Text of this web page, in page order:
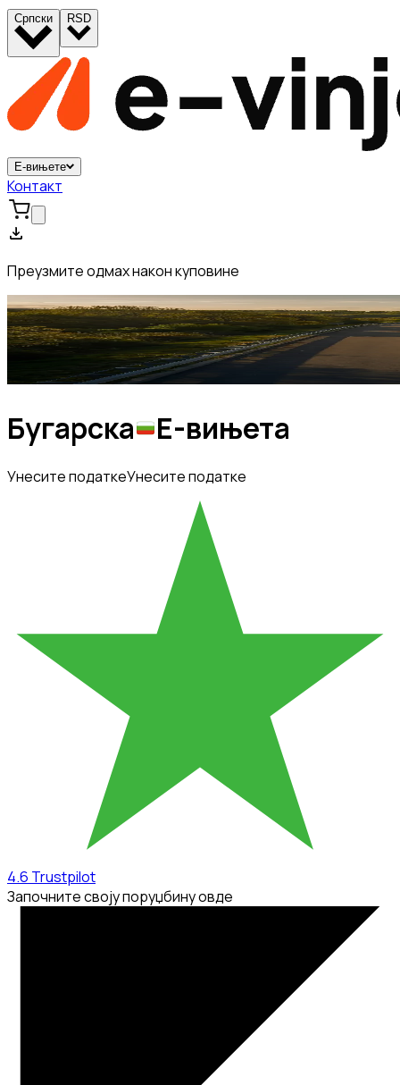
Српски RSD
Е-вињете
Контакт
Преузмите одмах након куповине
Бугарска Е-вињета
Унесите податкеУнесите податке
4.6 Trustpilot
Започните своју поруџбину овде